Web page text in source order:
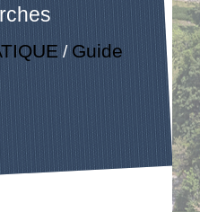
/ Guide